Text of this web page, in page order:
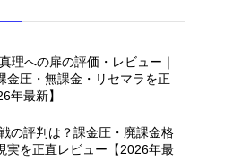
理への扉の評価・レビュー｜
金圧・無課金・リセマラを正
年最新】
の評判は？課金圧・廃課金格
実を正直レビュー【2026年最